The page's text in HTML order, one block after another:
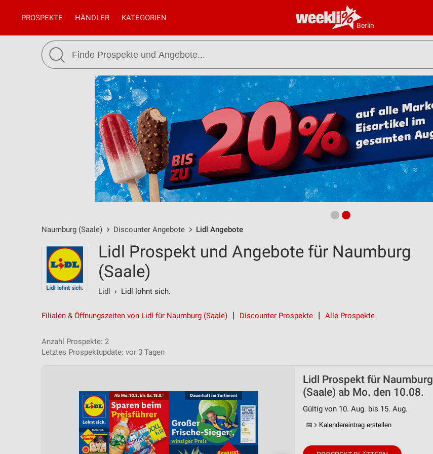
Berlin
PROSPEKTE HÄNDLER KATEGORIEN
Naumburg (Saale) Discounter Angebote Lidl Angebote
Lidl Prospekt und Angebote für Naumburg
(Saale)
Lidl › Lidl lohnt sich.
Filialen & Öffnungszeiten von Lidl für Naumburg (Saale) Discounter Prospekte Alle Prospekte
Anzahl Prospekte: 2
Letztes Prospektupdate: vor 3 Tagen
Lidl Prospekt für Naumburg
(Saale) ab Mo. den 10.08.
Gültig von 10. Aug. bis 15. Aug.
📅 Kalendereintrag erstellen